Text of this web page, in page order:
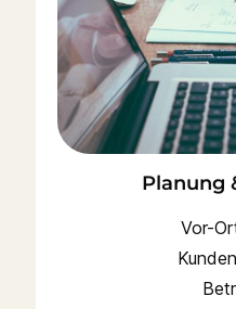
Planung
Vor-